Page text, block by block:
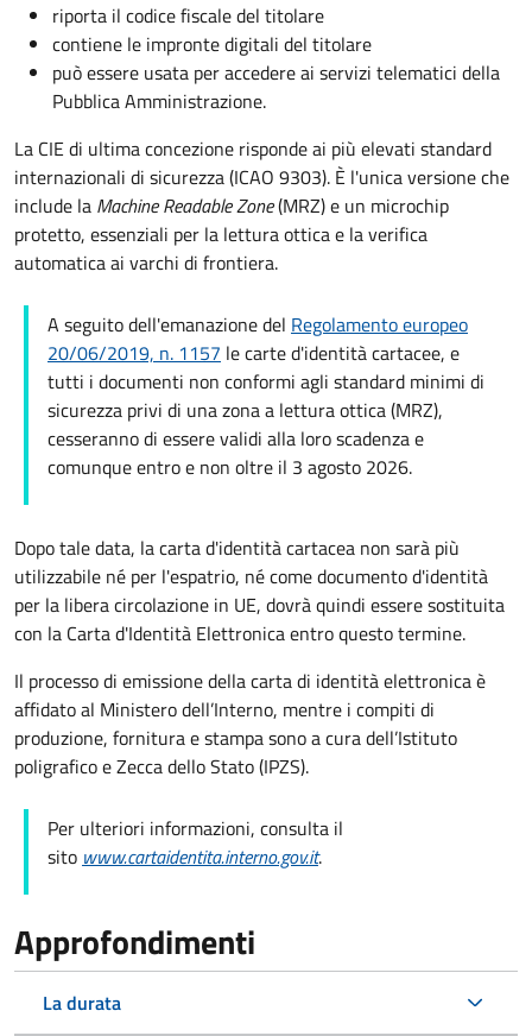
riporta il codice fiscale del titolare
contiene le impronte digitali del titolare
può essere usata per accedere ai servizi telematici della
Pubblica Amministrazione.
La CIE di ultima concezione risponde ai più elevati standard
internazionali di sicurezza (ICAO 9303). È l'unica versione che
include la Machine Readable Zone(MRZ) e un microchip
protetto, essenziali per la lettura ottica e la verifica
automatica ai varchi di frontiera.
A seguito dell'emanazione del Regolamento europeo
20/06/2019, n. 1157 le carte d'identità cartacee, e
tutti i documenti non conformi agli standard minimi di
sicurezza privi di una zona a lettura ottica (MRZ),
cesseranno di essere validi alla loro scadenza e
comunque entro e non oltre il 3 agosto 2026.
Dopo tale data, la carta d'identità cartacea non sarà più
utilizzabile né per l'espatrio, né come documento d'identità
per la libera circolazione in UE, dovrà quindi essere sostituita
con la Carta d'Identità Elettronica entro questo termine.
Il processo di emissione della carta di identità elettronica è
affidato al Ministero dell’Interno, mentre i compiti di
produzione, fornitura e stampa sono a cura dell’Istituto
poligrafico e Zecca dello Stato (IPZS).
Per ulteriori informazioni, consulta il
sito www.cartaidentita.interno.gov.it.
Approfondimenti
La durata